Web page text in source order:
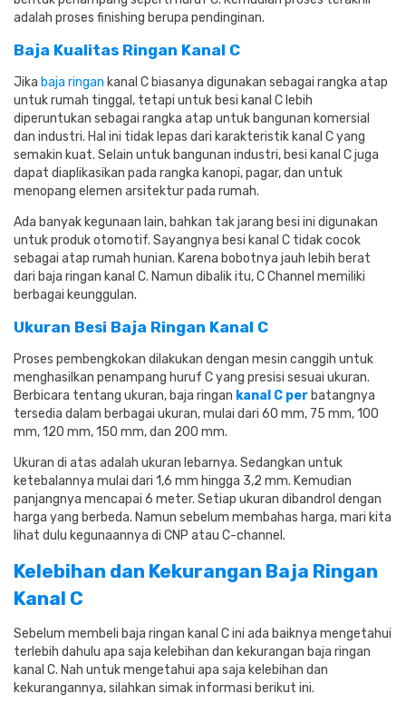
adalah proses finishing berupa pendinginan.
Baja Kualitas Ringan Kanal C
Jika baja ringan kanal C biasanya digunakan sebagai rangka atap
untuk rumah tinggal, tetapi untuk besi kanal C lebih
diperuntukan sebagai rangka atap untuk bangunan komersial
dan industri. Hal ini tidak lepas dari karakteristik kanal C yang
semakin kuat. Selain untuk bangunan industri, besi kanal C juga
dapat diaplikasikan pada rangka kanopi, pagar, dan untuk
menopang elemen arsitektur pada rumah.
Ada banyak kegunaan lain, bahkan tak jarang besi ini digunakan
untuk produk otomotif. Sayangnya besi kanal C tidak cocok
sebagai atap rumah hunian. Karena bobotnya jauh lebih berat
dari baja ringan kanal C. Namun dibalik itu, C Channel memiliki
berbagai keunggulan.
Ukuran Besi Baja Ringan Kanal C
Proses pembengkokan dilakukan dengan mesin canggih untuk
menghasilkan penampang huruf C yang presisi sesuai ukuran.
Berbicara tentang ukuran, baja ringan kanal C per batangnya
tersedia dalam berbagai ukuran, mulai dari 60 mm, 75 mm, 100
mm, 120 mm, 150 mm, dan 200 mm.
Ukuran di atas adalah ukuran lebarnya. Sedangkan untuk
ketebalannya mulai dari 1,6 mm hingga 3,2 mm. Kemudian
panjangnya mencapai 6 meter. Setiap ukuran dibandrol dengan
harga yang berbeda. Namun sebelum membahas harga, mari kita
lihat dulu kegunaannya di CNP atau C-channel.
Kelebihan dan Kekurangan Baja Ringan
Kanal C
Sebelum membeli baja ringan kanal C ini ada baiknya mengetahui
terlebih dahulu apa saja kelebihan dan kekurangan baja ringan
kanal C. Nah untuk mengetahui apa saja kelebihan dan
kekurangannya, silahkan simak informasi berikut ini.